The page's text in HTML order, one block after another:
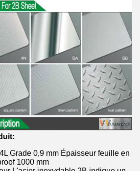
Grade 0,9 mm Épaisseur feuille en
1000 mm